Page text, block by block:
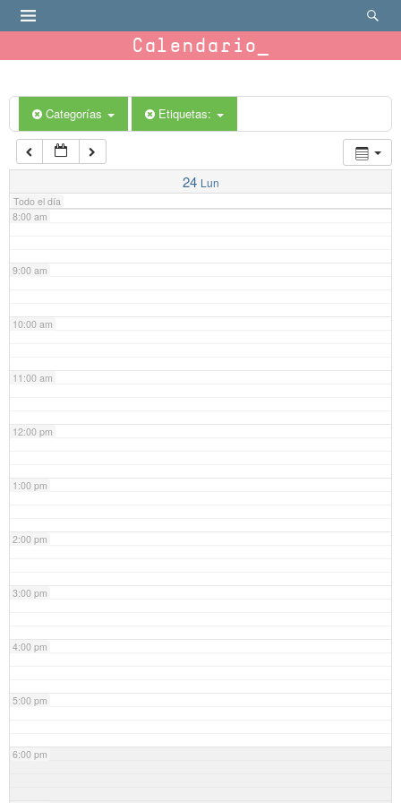
Calendario
Categorías Etiquetas:
24 Lun
Todo el día
6:00 am
7:00 am
8:00 am
9:00 am
10:00 am
11:00 am
12:00 pm
1:00 pm
2:00 pm
3:00 pm
4:00 pm
5:00 pm
6:00 pm